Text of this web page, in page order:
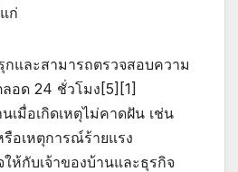
ก่
กและสามารถตรวจสอบความ
อด 24 ชั่วโมง[5][1]
เมื่อเกิดเหตุไม่คาดฝัน เช่น
อเหตุการณ์ร้ายแรง
ห้กับเจ้าของบ้านและธุรกิจ